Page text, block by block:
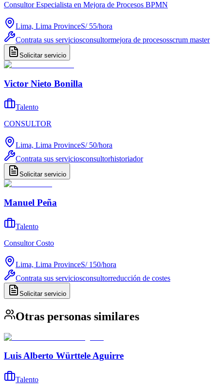
Consultor Especialista en Mejora de Procesos BPMN
Lima, Lima ProvinceS/ 55/hora
Contrata sus serviciosconsultormejora de procesosscrum master
Solicitar servicio
Victor Nieto Bonilla
Talento
CONSULTOR
Lima, Lima ProvinceS/ 50/hora
Contrata sus serviciosconsultorhistoriador
Solicitar servicio
Manuel Peña
Talento
Consultor Costo
Lima, Lima ProvinceS/ 150/hora
Contrata sus serviciosconsultorreducción de costes
Solicitar servicio
Otras personas similares
Luis Alberto Württele Aguirre
Talento